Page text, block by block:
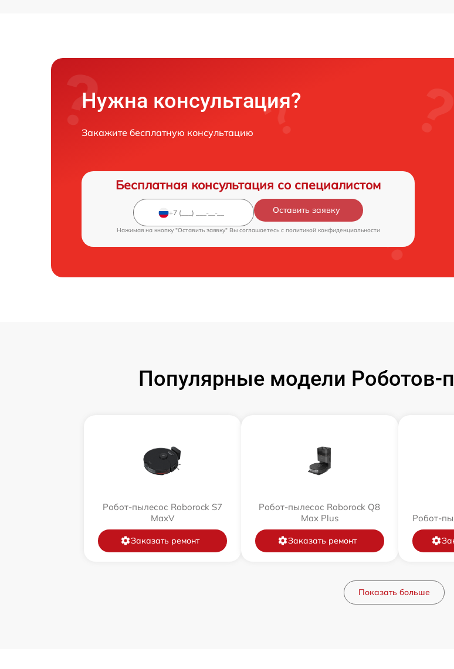
Нужна консультация?
Закажите бесплатную консультацию
Бесплатная консультация со специалистом
Оставить заявку
Нажимая на кнопку "Оставить заявку" Вы соглашаетесь c политикой конфиденциальности
Популярные модели Роботов-
Робот-пылесос Roborock S7
MaxV
Заказать ремонт
Робот-пылесос Roborock Q8
Max Plus
Заказать ремонт
Робот-
Показать больше